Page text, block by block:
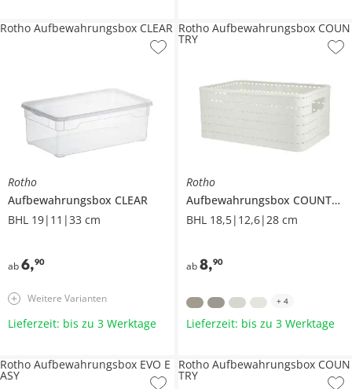
Rotho
Aufbewahrungsbox CLEAR
BHL 19|11|33 cm
ab6,90
Rotho Aufbewahrungsbox CLEAR
Weitere Varianten
Lieferzeit: bis zu 3 Werktage
Rotho
Aufbewahrungsbox COUNTRY
BHL 18,5|12,6|28 cm
ab 8,90
Rotho Aufbewahrungsbox COUN
TRY
+ 4
Lieferzeit: bis zu 3 Werktage
Rotho Aufbewahrungsbox EVO E
ASY
Rotho Aufbewahrungsbox COUN
TRY